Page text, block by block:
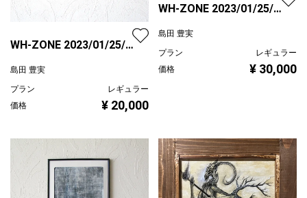
WH-ZONE 2023/01/25/
島田 豊実
プラン
レギュラー
価格
¥ 20,000
WH-ZONE 2023/01/25/
島田 豊実
プラン
レギュラー
価格
¥ 30,000